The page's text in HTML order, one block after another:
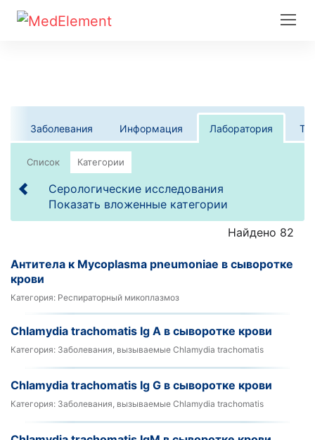
Заболевания Информация Лаборатория
Список Категории
Серологические исследования
Показать вложенные категории
Найдено 82
Антитела к Mycoplasma pneumoniae в сыворотке
крови
Категория: Респираторный микоплазмоз
Chlamydia trachomatis Ig A в сыворотке крови
Категория: Заболевания, вызываемые Chlamydia trachomatis
Chlamydia trachomatis Ig G в сыворотке крови
Категория: Заболевания, вызываемые Chlamydia trachomatis